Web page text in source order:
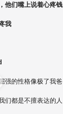
他们嘴上说着心疼钱
我
强的性格像极了我爸
们都是不擅表达的人